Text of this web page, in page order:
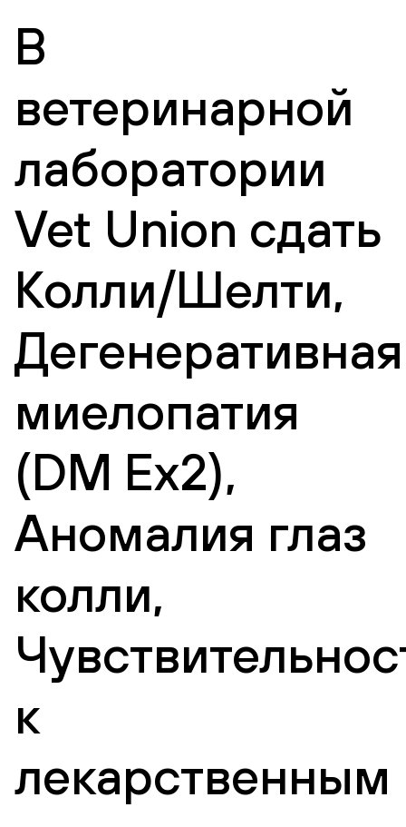
В
ветеринарной
лаборатории
Vet Union сдать
Колли/Шелти,
Дегенеративная
миелопатия
(DM Ex2),
Аномалия глаз
колли,
к
лекарственным